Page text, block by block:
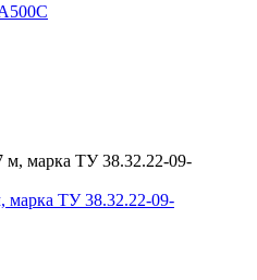
марка ТУ 38.32.22-09-